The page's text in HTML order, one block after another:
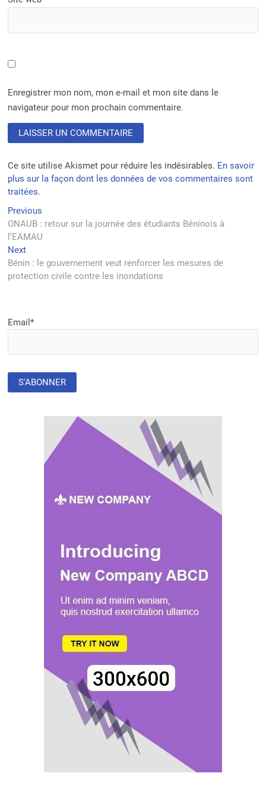
Enregistrer mon nom, mon e-mail et mon site dans le
navigateur pour mon prochain commentaire.
Ce site utilise Akismet pour réduire les indésirables. En savoir
plus sur la façon dont les données de vos commentaires sont
traitées.
Navigation
de
l’article
Previous
post:
ONAUB : retour sur la journée des étudiants Béninois à
l’EAMAU
NextNext
post:
Bénin : le gouvernement veut renforcer les mesures de
protection civile contre les inondations
Email*